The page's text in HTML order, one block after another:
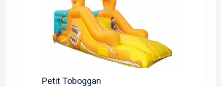
Petit Toboggan